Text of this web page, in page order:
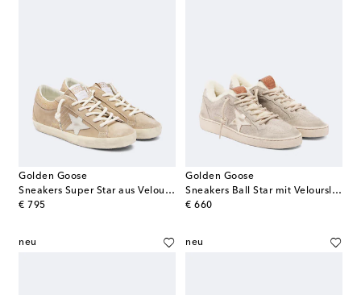
Golden Goose
Sneakers Super Star aus Veloursleder
€ 795
original price
Golden Goose
Sneakers Ball Star mit Veloursleder
€ 660
original price
neu neu